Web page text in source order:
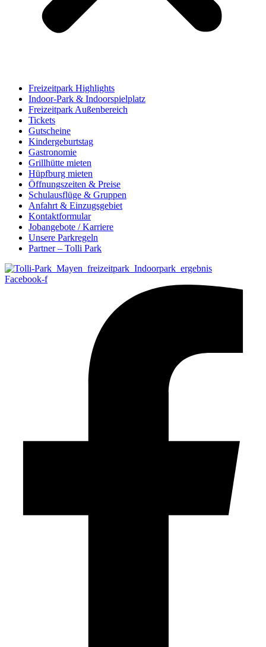
Freizeitpark Highlights
Indoor-Park & Indoorspielplatz
Freizeitpark Außenbereich
Tickets
Gutscheine
Kindergeburtstag
Gastronomie
Grillhütte mieten
Hüpfburg mieten
Öffnungszeiten & Preise
Schulausflüge & Gruppen
Anfahrt & Einzugsgebiet
Kontaktformular
Jobangebote / Karriere
Unsere Parkregeln
Partner – Tolli Park
Facebook-f